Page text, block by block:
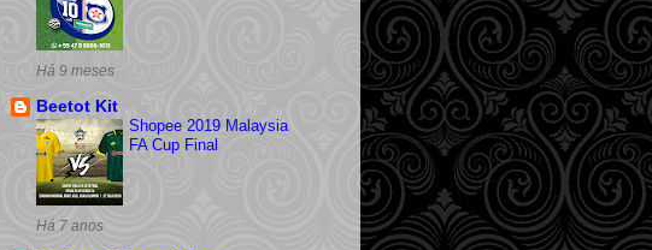
Há 9 meses
Beetot Kit
Shopee 2019 Malaysia
FA Cup Final
Há 7 anos